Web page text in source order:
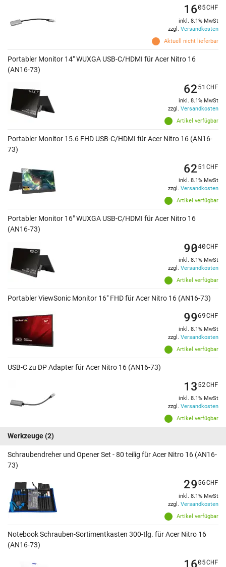
Aktuell nicht lieferbar
1605CHF
inkl. 8.1% MwSt
zzgl. Versandkosten
Portabler Monitor 14" WUXGA USB-C/HDMI für Acer Nitro 16
(AN16-73)
Artikel verfügbar
6251 CHF
inkl. 8.1% MwSt
zzgl. Versandkosten
Portabler Monitor 15.6 FHD USB-C/HDMI für Acer Nitro 16 (AN16-
73)
Artikel verfügbar
6251 CHF
inkl. 8.1% MwSt
zzgl. Versandkosten
Portabler Monitor 16" WUXGA USB-C/HDMI für Acer Nitro 16
(AN16-73)
Artikel verfügbar
9040CHF
inkl. 8.1% MwSt
zzgl. Versandkosten
Portabler ViewSonic Monitor 16" FHD für Acer Nitro 16 (AN16-73)
Artikel verfügbar
9969CHF
inkl. 8.1% MwSt
zzgl. Versandkosten
USB-C zu DP Adapter für Acer Nitro 16 (AN16-73)
Artikel verfügbar
1352CHF
inkl. 8.1% MwSt
zzgl. Versandkosten
Werkzeuge(2)
Schraubendreher und Opener Set - 80 teilig für Acer Nitro 16 (AN16-
73)
Artikel verfügbar
2956CHF
inkl. 8.1% MwSt
zzgl. Versandkosten
Notebook Schrauben-Sortimentkasten 300-tlg. für Acer Nitro 16
(AN16-73)
1605CHF